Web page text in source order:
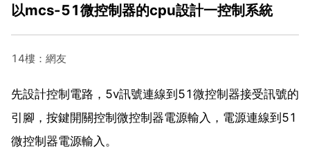
以mcs-51微控制器的cpu設計一控制系統
14樓：網友
先設計控制電路，5v訊號連線到51微控制器接受訊號的
引腳，按鍵開關控制微控制器電源輸入，電源連線到51
微控制器電源輸入。